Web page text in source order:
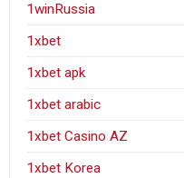
1winRussia
1xbet
1xbet apk
1xbet arabic
1xbet Casino AZ
1xbet Korea